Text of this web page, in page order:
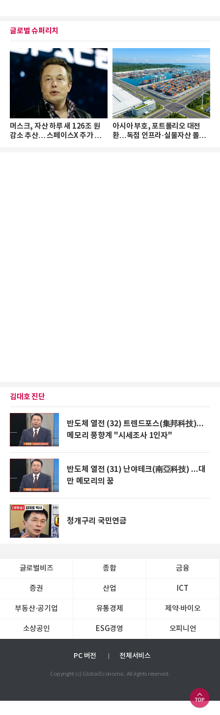
글로벌 슈퍼리치
머스크, 자산 하루 새 126조 원
감소 추산… 스페이스X 주가 하
아시아 부호, 포트폴리오 대전
환…독점 인프라·실물자산 몰린
김대호 진단
반도체 열전 (32) 트렌드포스(集邦科技)...
메모리 풍향계 "시세조사 1인자"
반도체 열전 (31) 난야테크(南亞科技) ...대
만 메모리의 꿈
청개구리 국민연금
글로벌비즈 종합 금융
증권 산업 ICT
부동산·공기업 유통경제 제약∙바이오
소상공인 ESG경영 오피니언
PC 버전 전체서비스
Copyright (c) Global Economic. All rights reserved.